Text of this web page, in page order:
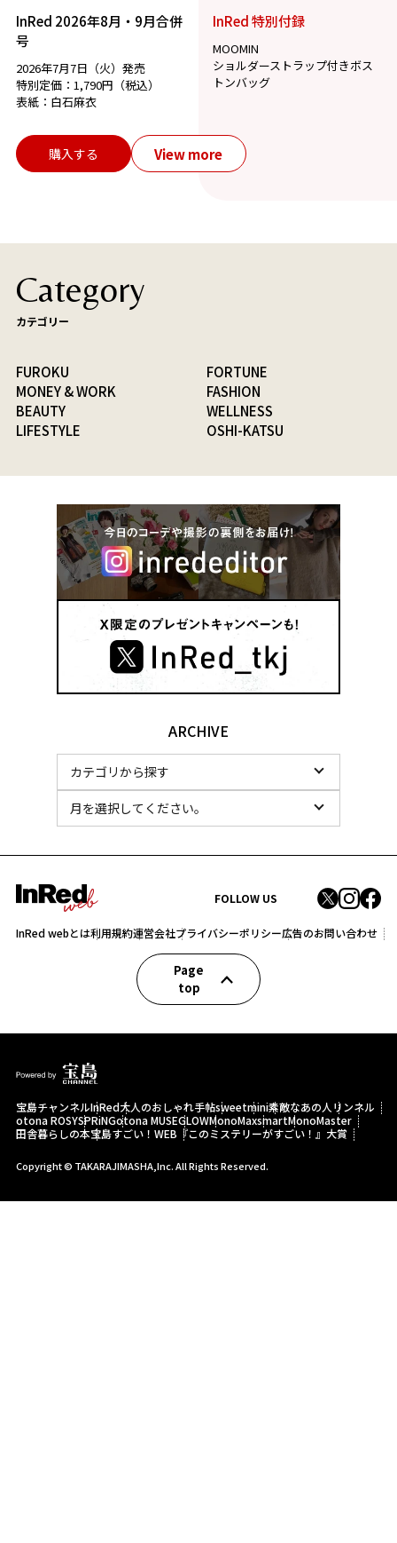
InRed 2026年8月・9月合併
号
2026年7月7日（火）発売
特別定価：1,790円（税込）
表紙：白石麻衣
InRed 特別付録
MOOMIN
ショルダーストラップ付きボス
トンバッグ
購入する View more
Category
カテゴリー
FUROKU
FORTUNE
MONEY & WORK
FASHION
BEAUTY
WELLNESS
LIFESTYLE
OSHI-KATSU
ARCHIVE
FOLLOW US
InRed webとは利用規約運営会社プライバシーポリシー広告のお問い合わせ
Page
top
宝島チャンネルInRed大人のおしゃれ手帖sweetmini素敵なあの人 リンネル
otona ROSYSPRiNGotona MUSEGLOWMonoMaxsmartMonoMaster
田舎暮らしの本宝島すごい！WEB 『このミステリーがすごい！』大賞
Copyright © TAKARAJIMASHA,Inc. All Rights Reserved.